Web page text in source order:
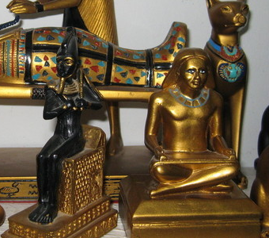
1h laikā Rīgā – pasūtiet tiešsaistē
formāti un papīra veidi jūsu foto
visā Latvijā vai saņemšana